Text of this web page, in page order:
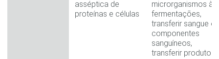
asséptica de
proteínas e células
microrganismos às
fermentações,
transferir sangue
componentes
sanguíneos,
transferir produtos